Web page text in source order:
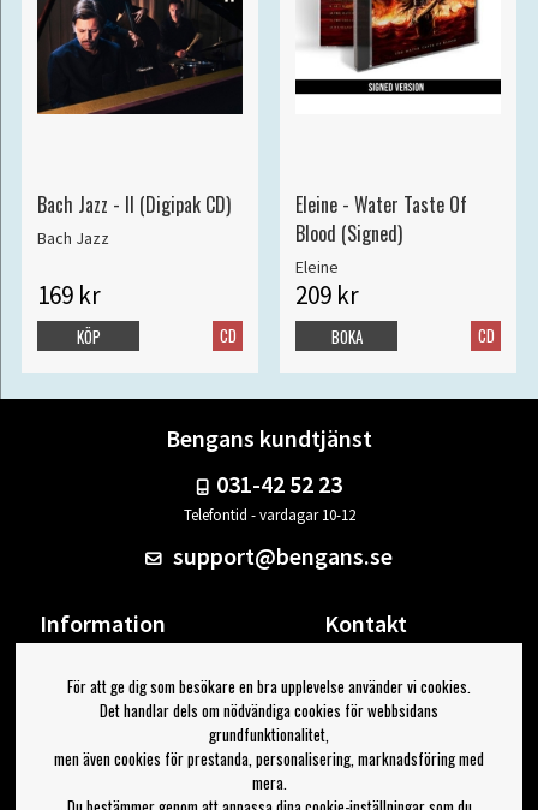
Bach Jazz - II (Digipak CD)
Bach Jazz
169 kr
CD
KÖP
Eleine - Water Taste Of
Blood (Signed)
Eleine
209 kr
CD
BOKA
Bengans kundtjänst
031-42 52 23
Telefontid - vardagar 10-12
support@bengans.se
Information
Om Bengans
FAQ / Köp- & Leveransvillkor
Kontakt
Din sida
Logga ut
Jag vill ha tips från Bengans
För att ge dig som besökare en bra upplevelse använder vi cookies.
Det handlar dels om nödvändiga cookies för webbsidans
grundfunktionalitet,
men även cookies för prestanda, personalisering, marknadsföring med
mera.